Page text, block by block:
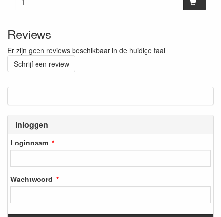
Inloggen
Loginnaam
Wachtwoord
Reviews
Er zijn geen reviews beschikbaar in de huidige taal
Schrijf een review